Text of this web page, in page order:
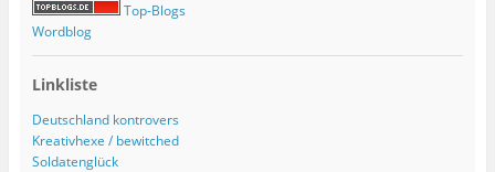
Top-Blogs
Wordblog
Linkliste
Deutschland kontrovers
Kreativhexe / bewitched
Soldatenglück